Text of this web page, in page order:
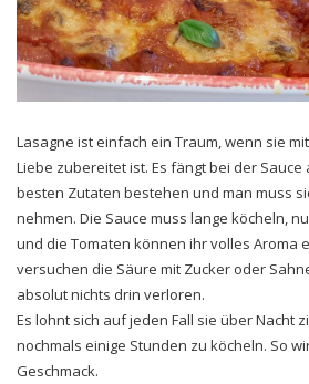
Lasagne ist einfach ein Traum, wenn sie
Liebe zubereitet ist. Es fängt bei der
besten Zutaten bestehen und man muss
nehmen. Die Sauce muss lange köcheln,
und die Tomaten können ihr volles Aroma
versuchen die Säure mit Zucker oder
absolut nichts drin verloren.
Es lohnt sich auf jeden Fall sie über Nacht
nochmals einige Stunden zu köcheln. So
Geschmack.